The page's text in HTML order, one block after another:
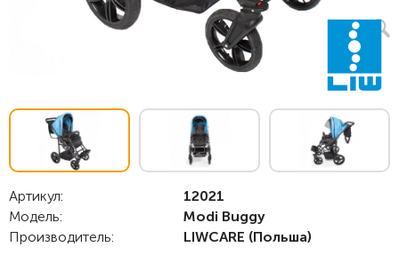
Артикул:
12021
Модель:
Modi Buggy
Производитель:
LIWCARE (Польша)